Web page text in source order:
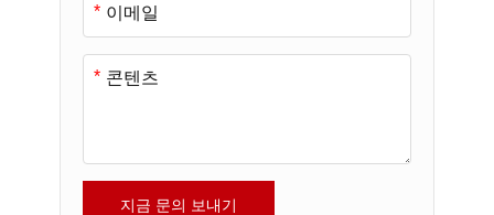
*
*
지금 문의 보내기